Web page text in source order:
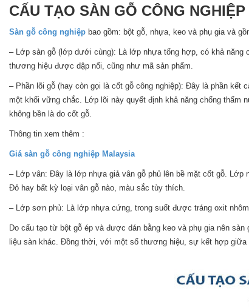
CẤU TẠO SÀN GỖ CÔNG
Sàn gỗ công nghiệp bao gồm: bột gỗ, nhựa, keo và phụ gia và
– Lớp sàn gỗ (lớp dưới cùng): Là lớp nhựa tổng hợp, có khả năng
thương hiệu được dập nổi, cũng như mã sản phẩm.
– Phần lõi gỗ (hay còn gọi là cốt gỗ công nghiệp): Đây là phần
một khối vững chắc. Lớp lõi này quyết định khả năng chống
không bền là do cốt gỗ.
Thông tin xem thêm :
Giá sàn gỗ công nghiệp Malaysia
– Lớp vân: Đây là lớp nhựa giả vân gỗ phủ lên bề mặt cốt gỗ. Lớp
Đỏ hay bất kỳ loại vân gỗ nào, màu sắc tùy thích.
– Lớp sơn phủ: Là lớp nhựa cứng, trong suốt được tráng oxit
Do cấu tạo từ bột gỗ ép và được dán bằng keo và phụ gia nên
liệu sàn khác. Đồng thời, với một số thương hiệu, sự kết hợp